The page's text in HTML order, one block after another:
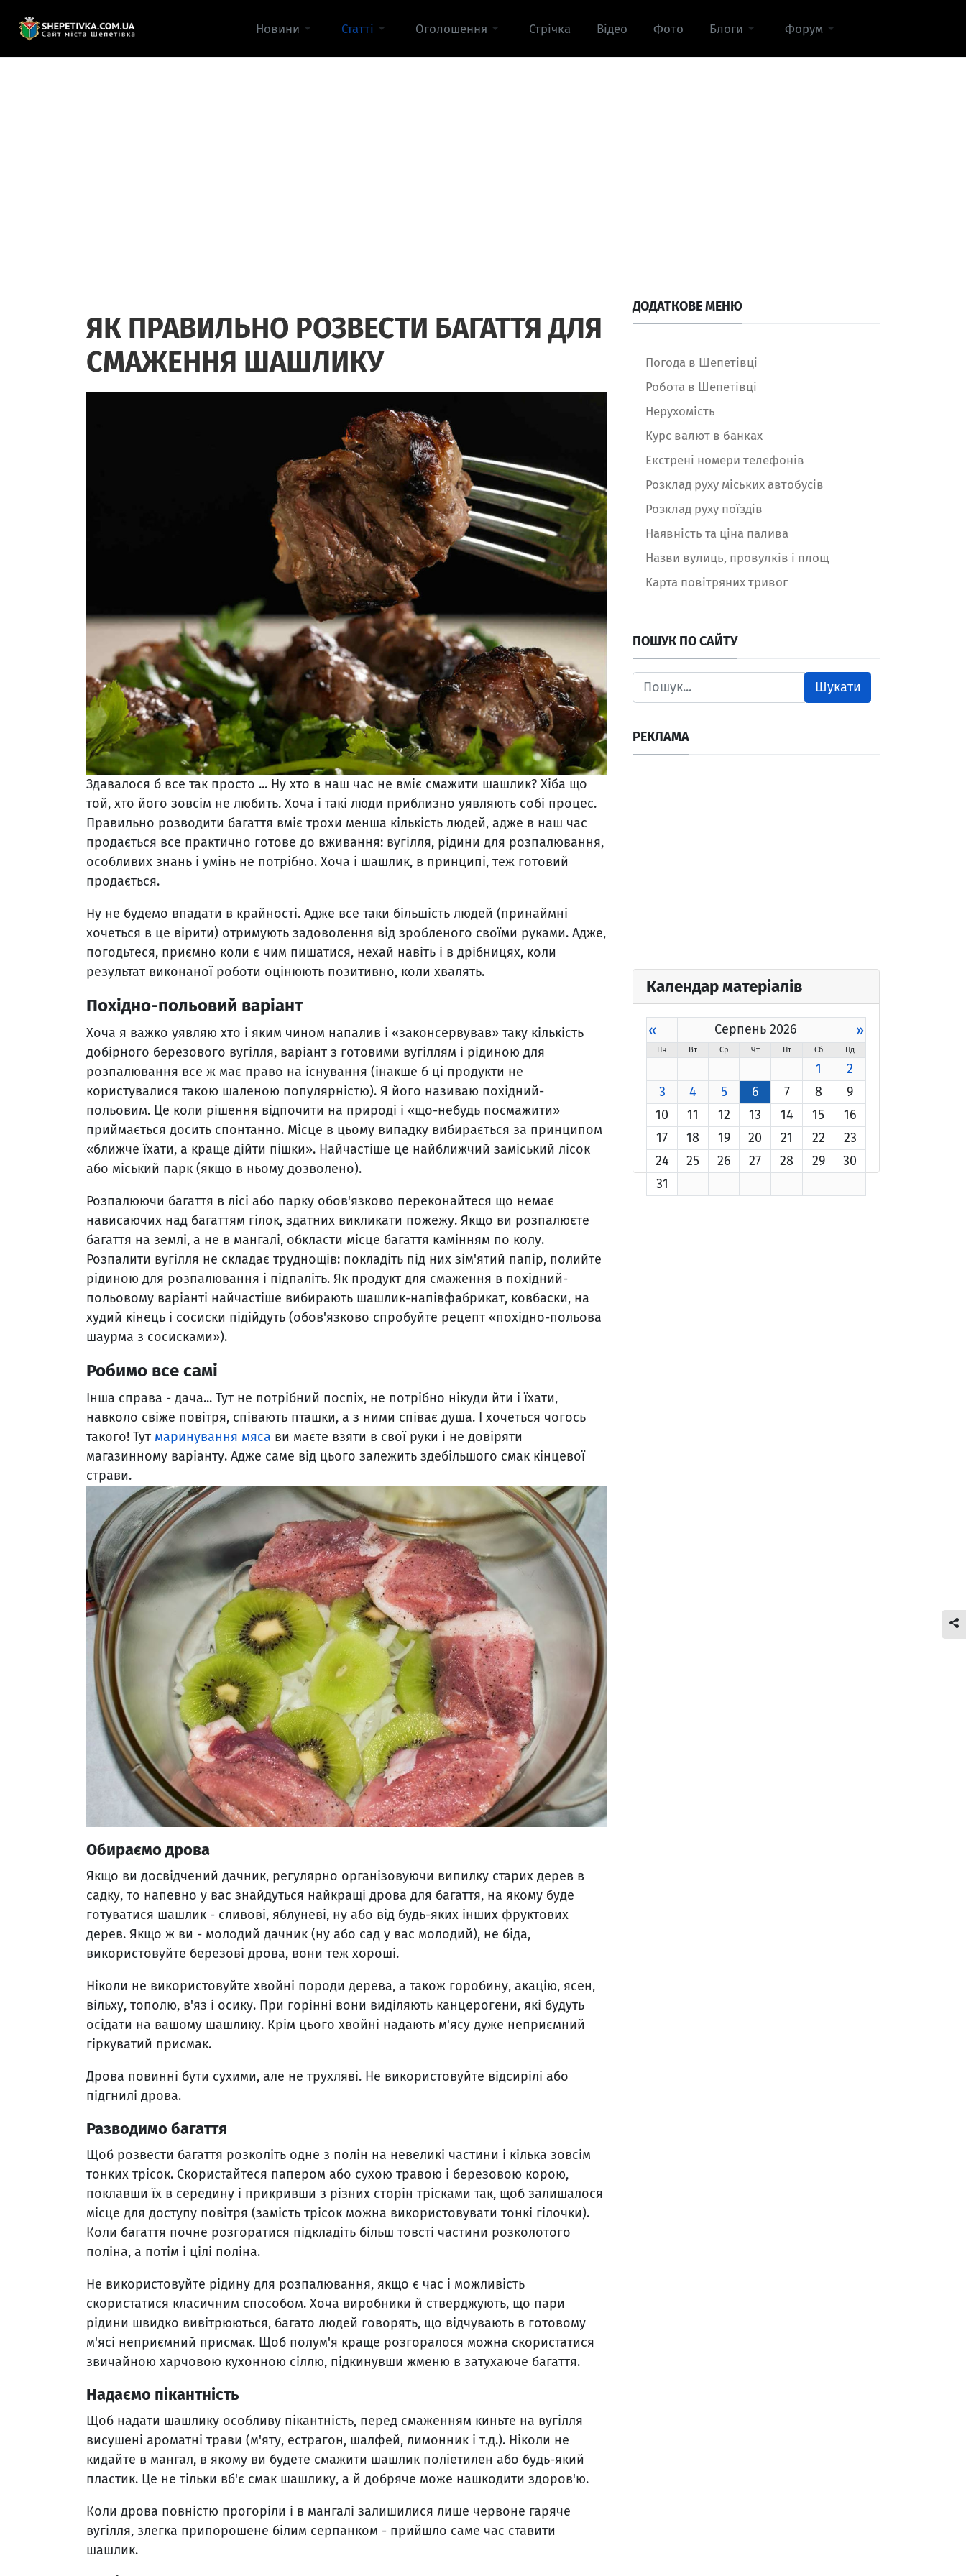
Новини Статті Оголошення Стрічка Відео Фото Блоги Форум
ЯК ПРАВИЛЬНО РОЗВЕСТИ БАГАТТЯ ДЛЯ
СМАЖЕННЯ ШАШЛИКУ
Здавалося б все так просто ... Ну хто в наш час не вміє смажити шашлик? Хіба що
той, хто його зовсім не любить. Хоча і такі люди приблизно уявляють собі процес.
Правильно розводити багаття вміє трохи менша кількість людей, адже в наш час
продається все практично готове до вживання: вугілля, рідини для розпалювання,
особливих знань і умінь не потрібно. Хоча і шашлик, в принципі, теж готовий
продається.
Ну не будемо впадати в крайності. Адже все таки більшість людей (принаймні
хочеться в це вірити) отримують задоволення від зробленого своїми руками. Адже,
погодьтеся, приємно коли є чим пишатися, нехай навіть і в дрібницях, коли
результат виконаної роботи оцінюють позитивно, коли хвалять.
Похідно-польовий варіант
Хоча я важко уявляю хто і яким чином напалив і «законсервував» таку кількість
добірного березового вугілля, варіант з готовими вугіллям і рідиною для
розпалювання все ж має право на існування (інакше б ці продукти не
користувалися такою шаленою популярністю). Я його називаю похідний-
польовим. Це коли рішення відпочити на природі і «що-небудь посмажити»
приймається досить спонтанно. Місце в цьому випадку вибирається за принципом
«ближче їхати, а краще дійти пішки». Найчастіше це найближчий заміський лісок
або міський парк (якщо в ньому дозволено).
Розпалюючи багаття в лісі або парку обов'язково переконайтеся що немає
нависаючих над багаттям гілок, здатних викликати пожежу. Якщо ви розпалюєте
багаття на землі, а не в мангалі, обкласти місце багаття камінням по колу.
Розпалити вугілля не складає труднощів: покладіть під них зім'ятий папір, полийте
рідиною для розпалювання і підпаліть. Як продукт для смаження в похідний-
польовому варіанті найчастіше вибирають шашлик-напівфабрикат, ковбаски, на
худий кінець і сосиски підійдуть (обов'язково спробуйте рецепт «похідно-польова
шаурма з сосисками»).
Робимо все самі
Інша справа - дача... Тут не потрібний поспіх, не потрібно нікуди йти і їхати,
навколо свіже повітря, співають пташки, а з ними співає душа. І хочеться чогось
такого! Тут маринування мяса ви маєте взяти в свої руки і не довіряти
магазинному варіанту. Адже саме від цього залежить здебільшого смак кінцевої
страви.
Обираємо дрова
Якщо ви досвідчений дачник, регулярно організовуючи випилку старих дерев в
садку, то напевно у вас знайдуться найкращі дрова для багаття, на якому буде
готуватися шашлик - сливові, яблуневі, ну або від будь-яких інших фруктових
дерев. Якщо ж ви - молодий дачник (ну або сад у вас молодий), не біда,
використовуйте березові дрова, вони теж хороші.
Ніколи не використовуйте хвойні породи дерева, а також горобину, акацію, ясен,
вільху, тополю, в'яз і осику. При горінні вони виділяють канцерогени, які будуть
осідати на вашому шашлику. Крім цього хвойні надають м'ясу дуже неприємний
гіркуватий присмак.
Дрова повинні бути сухими, але не трухляві. Не використовуйте відсирілі або
підгнилі дрова.
Разводимо багаття
Щоб розвести багаття розколіть одне з полін на невеликі частини і кілька зовсім
тонких трісок. Скористайтеся папером або сухою травою і березовою корою,
поклавши їх в середину і прикривши з різних сторін трісками так, щоб залишалося
місце для доступу повітря (замість трісок можна використовувати тонкі гілочки).
Коли багаття почне розгоратися підкладіть більш товсті частини розколотого
поліна, а потім і цілі поліна.
Не використовуйте рідину для розпалювання, якщо є час і можливість
скористатися класичним способом. Хоча виробники й стверджують, що пари
рідини швидко вивітрюються, багато людей говорять, що відчувають в готовому
м'ясі неприємний присмак. Щоб полум'я краще розгоралося можна скористатися
звичайною харчовою кухонною сіллю, підкинувши жменю в затухаюче багаття.
Надаємо пікантність
Щоб надати шашлику особливу пікантність, перед смаженням киньте на вугілля
висушені ароматні трави (м'яту, естрагон, шалфей, лимонник і т.д.). Ніколи не
кидайте в мангал, в якому ви будете смажити шашлик поліетилен або будь-який
пластик. Це не тільки вб'є смак шашлику, а й добряче може нашкодити здоров'ю.
Коли дрова повністю прогоріли і в мангалі залишилися лише червоне гаряче
вугілля, злегка припорошене білим серпанком - прийшло саме час ставити
шашлик.
ДОДАТКОВЕ МЕНЮ
Погода в Шепетівці
Робота в Шепетівці
Нерухомість
Курс валют в банках
Екстрені номери телефонів
Розклад руху міських автобусів
Розклад руху поїздів
Наявність та ціна палива
Назви вулиць, провулків і площ
Карта повітряних тривог
ПОШУК ПО САЙТУ
Шукати
РЕКЛАМА
Календар матеріалів
« Серпень 2026 »
Пн Вт Ср Чт Пт Сб Нд
1
2
3
4 5 6 7 8
9
10
11 12 13 14 15
16
17
18 19 20 21 22
23
24
25 26 27 28 29
30
31